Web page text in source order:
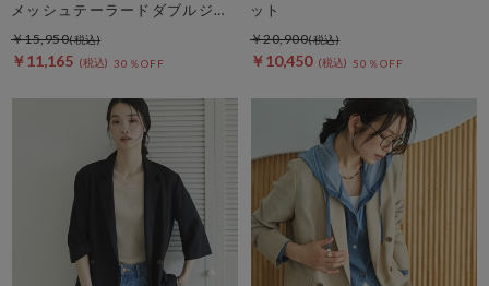
メッシュテーラードダブルジャ
ケット
￥11,165 30％OFF
￥15,950
ット
￥10,450 50％OFF
￥20,900